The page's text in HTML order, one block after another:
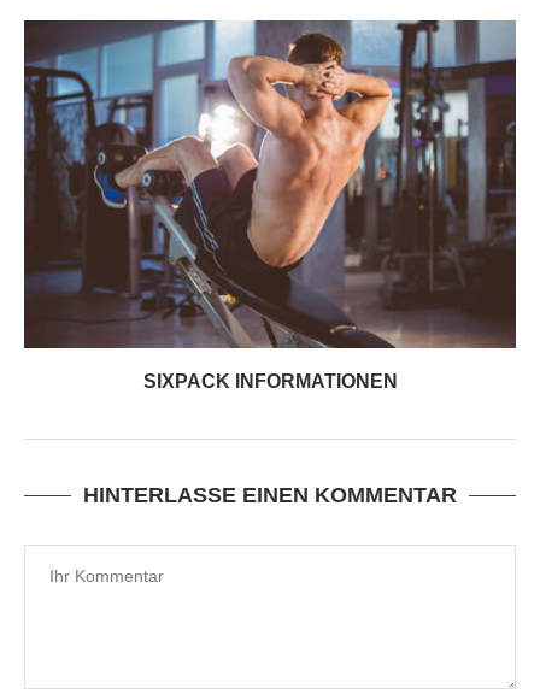
SIXPACK INFORMATIONEN
HINTERLASSE EINEN KOMMENTAR